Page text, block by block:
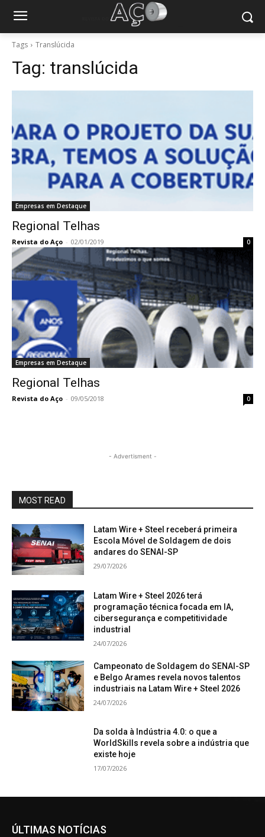
Tags Translúcida
Tag: translúcida
Empresas em Destaque
Regional Telhas
Revista do Aço - 02/01/2019 0
Empresas em Destaque
Regional Telhas
Revista do Aço - 09/05/2018 0
- Advertisment -
MOST READ
Latam Wire + Steel receberá primeira
Escola Móvel de Soldagem de dois
andares do SENAI-SP
29/07/2026
Latam Wire + Steel 2026 terá
programação técnica focada em IA,
cibersegurança e competitividade
industrial
24/07/2026
Campeonato de Soldagem do SENAI-SP
e Belgo Arames revela novos talentos
industriais na Latam Wire + Steel 2026
24/07/2026
Da solda à Indústria 4.0: o que a
WorldSkills revela sobre a indústria que
existe hoje
17/07/2026
ÚLTIMAS NOTÍCIAS